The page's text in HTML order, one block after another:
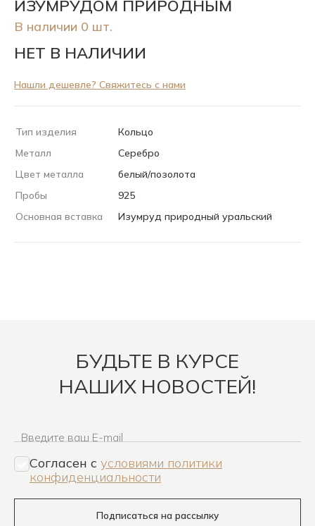
ИЗУМРУДОМ ПРИРОДНЫМ
В наличии 0 шт.
НЕТ В НАЛИЧИИ
Нашли дешевле? Свяжитесь с нами
Тип изделия
Кольцо
Металл
Серебро
Цвет металла
белый/позолота
Пробы
925
Основная вставка
Изумруд природный уральский
БУДЬТЕ В КУРСЕ
НАШИХ НОВОСТЕЙ!
Введите ваш E-mail
Согласен c условиями политики
конфиденциальности
Подписаться на рассылку